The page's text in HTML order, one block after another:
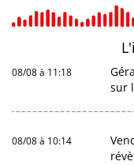
08/08 à 11:18
sur
08/08 à 10:14